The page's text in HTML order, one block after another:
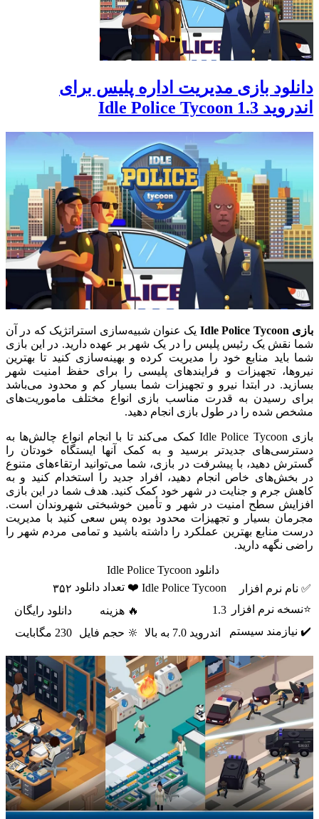
دانلود بازی مدیریت اداره پلیس برای
اندروید Idle Police Tycoon 1.3
بازی Idle Police Tycoon
یک عنوان شبیه‌سازی استراتژیک که در آن
شما نقش یک رئیس پلیس را در یک شهر بر عهده دارید. در این بازی
شما باید منابع خود را مدیریت کرده و بهینه‌سازی کنید تا بهترین
نیروها، تجهیزات و فرایندهای پلیسی را برای حفظ امنیت شهر
بسازید. در ابتدا نیرو و تجهیزات شما بسیار کم و محدود می‌باشد
برای رسیدن به قدرت مناسب بازی انواع مختلف ماموریت‌های
مشخص شده را در طول بازی انجام دهید.
بازی Idle Police Tycoon کمک می‌کند تا با انجام انواع چالش‌ها به
دسترسی‌های جدیدتر برسید و به کمک آنها ایستگاه خودتان را
گسترش دهید، با پیشرفت در بازی، شما می‌توانید ارتقاء‌های متنوع
در بخش‌های خاص انجام دهید، افراد جدید را استخدام کنید و به
کاهش جرم و جنایت در شهر خود کمک کنید. هدف شما در این بازی
افزایش سطح امنیت در شهر و تأمین خوشبختی شهروندان است.
مجرمان بسیار و تجهیزات محدود بوده پس سعی کنید با مدیریت
درست منابع بهترین عملکرد را داشته باشید و تمامی مردم شهر را
راضی نگهه دارید.
دانلود Idle Police Tycoon
✅ نام نرم افزار
Idle Police Tycoon ❤️ تعداد دانلود ۳۵۲
⭐نسخه نرم افزار
1.3 🔥 هزینه
دانلود رایگان
✔️ نیازمند سیستم
اندروید 7.0 به بالا 🔆 حجم فایل 230 مگابایت